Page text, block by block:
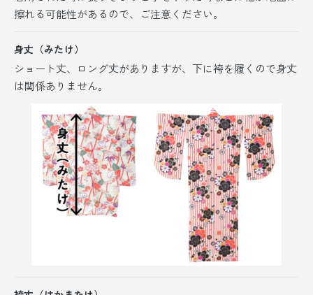
擦れる可能性があるので、ご注意ください。
身丈（みたけ）
ショート丈、ロング丈がありますが、 下に袴を履くので身丈
は関係ありません。